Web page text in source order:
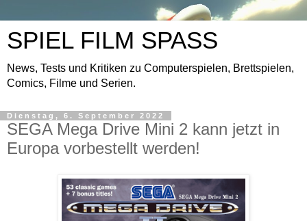
SPIEL FILM SPASS
News, Tests und Kritiken zu Computerspielen, Brettspielen,
Comics, Filme und Serien.
Dienstag, 6. September 2022
SEGA Mega Drive Mini 2 kann jetzt in
Europa vorbestellt werden!